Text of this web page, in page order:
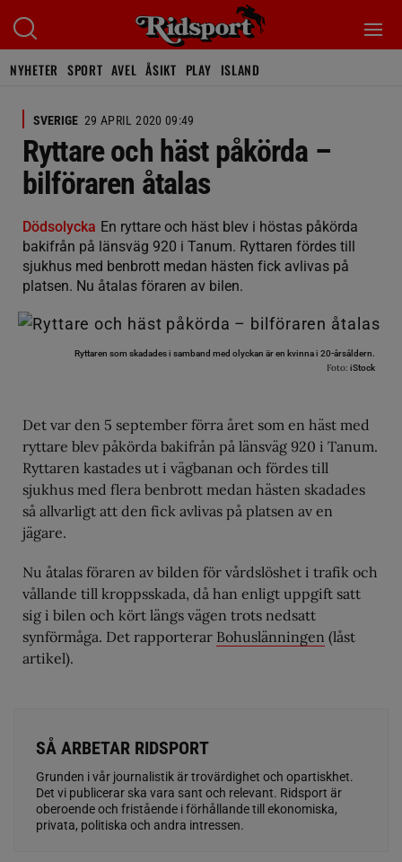
NYHETER SPORT AVEL ÅSIKT PLAY ISLAND
SVERIGE 29 APRIL 2020 09:49
Ryttare och häst påkörda –
bilföraren åtalas
Dödsolycka En ryttare och häst blev i höstas påkörda
bakifrån på länsväg 920 i Tanum. Ryttaren fördes till
sjukhus med benbrott medan hästen fick avlivas på
platsen. Nu åtalas föraren av bilen.
Ryttaren som skadades i samband med olyckan är en kvinna i 20-årsåldern.
Foto: iStock
Det var den 5 september förra året som en häst med
ryttare blev påkörda bakifrån på länsväg 920 i Tanum.
Ryttaren kastades ut i vägbanan och fördes till
sjukhus med flera benbrott medan hästen skadades
så allvarligt att den fick avlivas på platsen av en
jägare.
Nu åtalas föraren av bilden för vårdslöshet i trafik och
vållande till kroppsskada, då han enligt uppgift satt
sig i bilen och kört längs vägen trots nedsatt
synförmåga. Det rapporterar Bohuslänningen (låst
artikel).
SÅ ARBETAR RIDSPORT
Grunden i vår journalistik är trovärdighet och opartiskhet.
Det vi publicerar ska vara sant och relevant. Ridsport är
oberoende och fristående i förhållande till ekonomiska,
privata, politiska och andra intressen.